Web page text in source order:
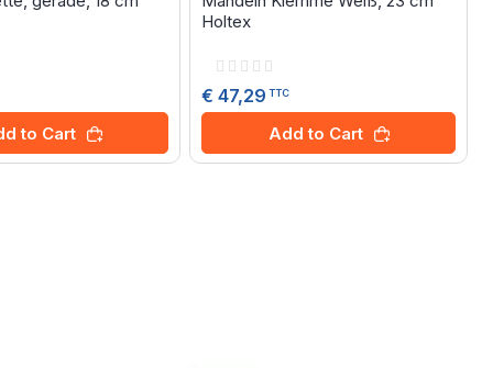
to Cart
Holtex
Rating:
€ 47,29 TTC
Add to Cart